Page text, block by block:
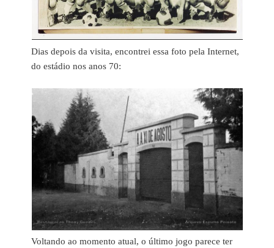
Dias depois da visita, encontrei essa foto pela Internet,
do estádio nos anos 70:
Voltando ao momento atual, o último jogo parece ter